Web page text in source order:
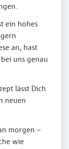
ein hohes
an, hast
uns genau
lässt Dich
neuen
morgen –
wie